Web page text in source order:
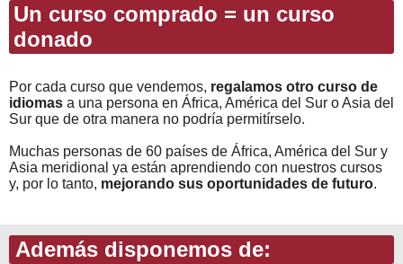
Un curso comprado = un curso
donado
Por cada curso que vendemos, regalamos otro curso de
idiomas a una persona en África, América del Sur o Asia del
Sur que de otra manera no podría permitírselo.
Muchas personas de 60 países de África, América del Sur y
Asia meridional ya están aprendiendo con nuestros cursos
y, por lo tanto, mejorando sus oportunidades de futuro.
Además disponemos de: